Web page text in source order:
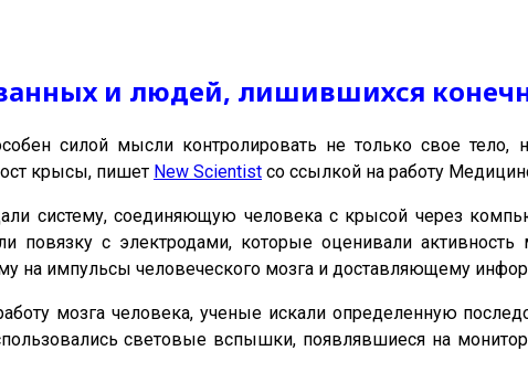
и людей, лишившихся
силой мысли контролировать не только свое тело,
крысы, пишет New Scientist со ссылкой на работу
систему, соединяющую человека с крысой через
повязку с электродами, которые оценивали
на импульсы человеческого мозга и доставляющему
мозга человека, ученые искали определенную
световые вспышки, появлявшиеся на